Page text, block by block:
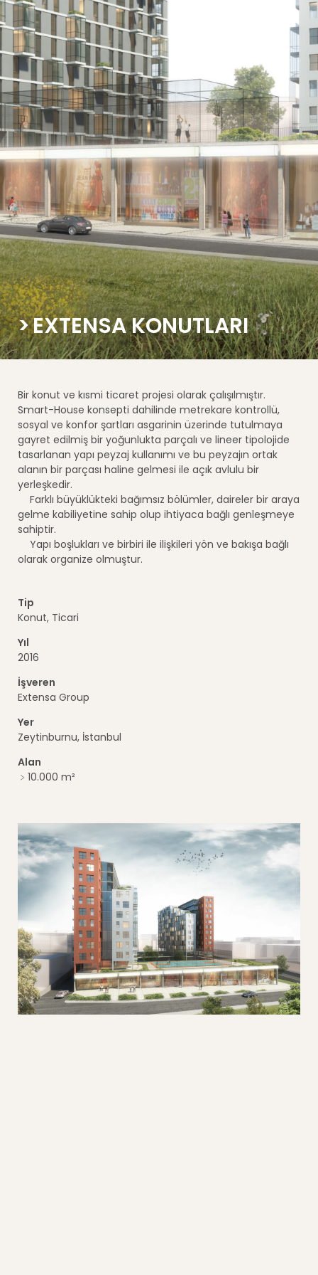
EXTENSA KONUTLARI
Bir konut ve kısmi ticaret projesi olarak çalışılmıştır.
Smart-House konsepti dahilinde metrekare kontrollü,
sosyal ve konfor şartları asgarinin üzerinde tutulmaya
gayret edilmiş bir yoğunlukta parçalı ve lineer tipolojide
tasarlanan yapı peyzaj kullanımı ve bu peyzajın ortak
alanın bir parçası haline gelmesi ile açık avlulu bir
yerleşkedir.
Farklı büyüklükteki bağımsız bölümler, daireler bir araya
gelme kabiliyetine sahip olup ihtiyaca bağlı genleşmeye
sahiptir.
Yapı boşlukları ve birbiri ile ilişkileri yön ve bakışa bağlı
olarak organize olmuştur.
Tip
Konut, Ticari
Yıl
2016
İşveren
Extensa Group
Yer
Zeytinburnu, İstanbul
Alan
﹥10.000 m²